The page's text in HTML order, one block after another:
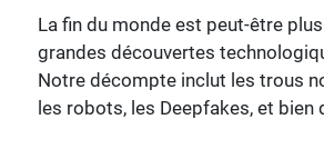
La fin du monde est peut-être
grandes découvertes
Notre décompte inclut les trous
les robots, les Deepfakes, et